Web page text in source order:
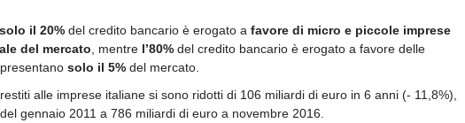
solo il 20% del credito bancario è erogato a favore di micro e piccole imprese
del mercato, mentre l’80% del credito bancario è erogato a favore delle
solo il 5% del mercato.
alle imprese italiane si sono ridotti di 106 miliardi di euro in 6 anni (- 11,8%),
gennaio 2011 a 786 miliardi di euro a novembre 2016.